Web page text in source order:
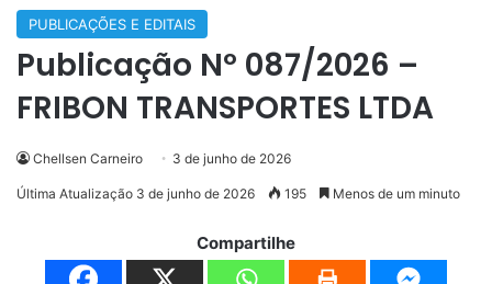
PUBLICAÇÕES E EDITAIS
Publicação Nº 087/2026 –
FRIBON TRANSPORTES LTDA
Chellsen Carneiro 3 de junho de 2026
Última Atualização 3 de junho de 2026 195 Menos de um minuto
Compartilhe